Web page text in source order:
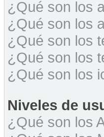
¿Qué son los
¿Qué son los
¿Qué son los
¿Qué son los
¿Qué son los
Niveles de
¿Qué son los